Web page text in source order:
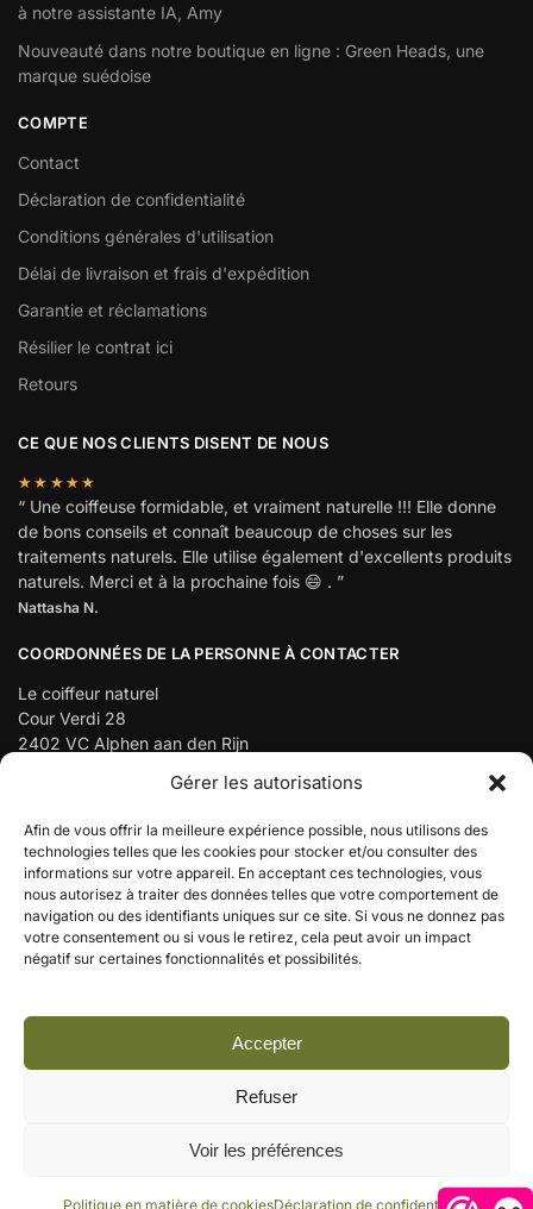
Gérer les autorisations
Afin de vous offrir la meilleure expérience possible, nous utilisons des
technologies telles que les cookies pour stocker et/ou consulter des
informations sur votre appareil. En acceptant ces technologies, vous
nous autorisez à traiter des données telles que votre comportement de
navigation ou des identifiants uniques sur ce site. Si vous ne donnez pas
votre consentement ou si vous le retirez, cela peut avoir un impact
négatif sur certaines fonctionnalités et possibilités.
Accepter
Refuser
Voir les préférences
Politique en matière de cookiesDéclaration de confidentialité
Let op: Tijdens de vakantieperiode verzenden wij
Bestellingen die op zaterdag na 12.00 uur worden
geplaatst, worden de daaropvolgende zaterdag
verzonden. Deze aangepaste verzendplanning geldt tot
en met 16 augustus.
correspondentie beantwoorden wij vanaf 17 augustus
Ignorer
à notre assistante IA, Amy
Nouveauté dans notre boutique en ligne : Green Heads, une
marque suédoise
COMPTE
Contact
Déclaration de confidentialité
Conditions générales d'utilisation
Délai de livraison et frais d'expédition
Garantie et réclamations
Résilier le contrat ici
Retours
CE QUE NOS CLIENTS DISENT DE NOUS
★★★★★
“ Une coiffeuse formidable, et vraiment naturelle !!! Elle donne
de bons conseils et connaît beaucoup de choses sur les
traitements naturels. Elle utilise également d'excellents produits
naturels. Merci et à la prochaine fois 😄 . ”
Nattasha N.
COORDONNÉES DE LA PERSONNE À CONTACTER
Le coiffeur naturel
Cour Verdi 28
2402 VC Alphen aan den Rijn
06-43432386
Numéro de la chambre de commerce : 65126653
Numéro de TVA : NL001911377B48
© Le coiffeur naturel
L'évaluation de www.denatuurlijkekapper.nl à